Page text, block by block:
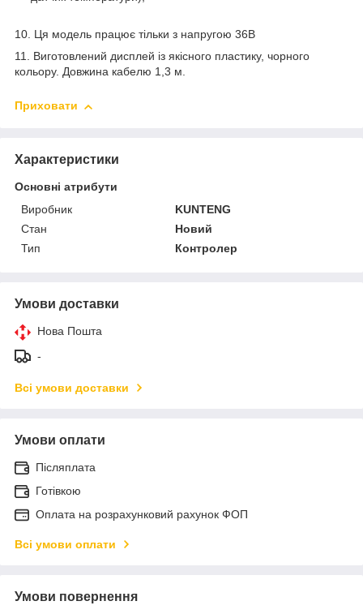
10. Ця модель працює тільки з напругою 36В
11. Виготовлений дисплей із якісного пластику, чорного
кольору. Довжина кабелю 1,3 м.
Приховати
Характеристики
Основні атрибути
Виробник
KUNTENG
Стан
Новий
Тип
Контролер
Умови доставки
Нова Пошта
-
Всі умови доставки
Умови оплати
Післяплата
Готівкою
Оплата на розрахунковий рахунок ФОП
Всі умови оплати
Умови повернення